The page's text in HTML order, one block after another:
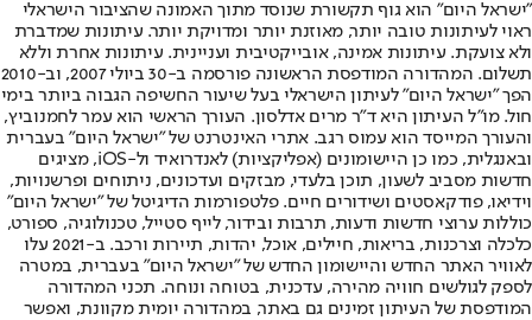
"ישראל היום" הוא גוף תקשורת שנוסד מתוך האמונה שהציבור הישראלי
ראוי לעיתונות טובה יותר, מאוזנת יותר ומדויקת יותר. עיתונות שמדברת
ולא צועקת. עיתונות אמינה, אובייקטיבית ועניינית. עיתונות אחרת וללא
תשלום. המהדורה המודפסת הראשונה פורסמה ב-30 ביולי 2007, וב-2010
הפך "ישראל היום" לעיתון הישראלי בעל שיעור החשיפה הגבוה ביותר בימי
חול. מו"ל העיתון היא ד"ר מרים אדלסון. העורך הראשי הוא עמר לחמנוביץ,
והעורך המייסד הוא עמוס רגב. אתרי האינטרנט של "ישראל היום" בעברית
ובאנגלית, כמו כן היישומונים (אפליקציות) לאנדרואיד ול-iOS, מציגים
חדשות מסביב לשעון, תוכן בלעדי, מבזקים ועדכונים, ניתוחים ופרשנויות,
וידיאו, פודקאסטים ושידורים חיים. פלטפורמות הדיגיטל של "ישראל היום"
כוללות ערוצי חדשות ודעות, תרבות ובידור, לייף סטייל, טכנולוגיה, ספורט,
כלכלה וצרכנות, בריאות, חיילים, אוכל, יהדות, תיירות ורכב. ב-2021 עלו
לאוויר האתר החדש והיישומון החדש של "ישראל היום" בעברית, במטרה
לספק לגולשים חוויה מהירה, עדכנית, בטוחה ונוחה. תכני המהדורה
המודפסת של העיתון זמינים גם באתר, במהדורה יומית מקוונת, ואפשר